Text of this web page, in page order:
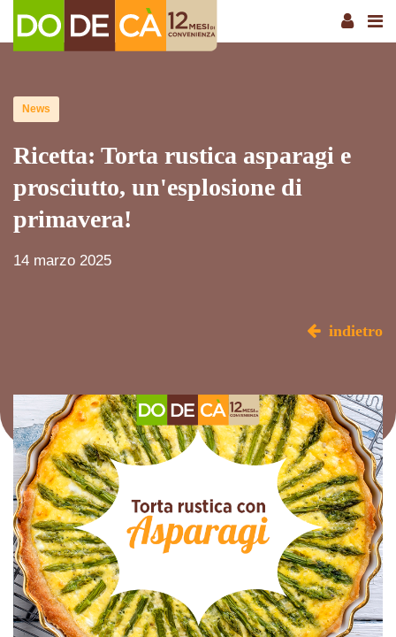
News
Ricetta: Torta rustica asparagi e
prosciutto, un'esplosione di
primavera!
14 marzo 2025
indietro